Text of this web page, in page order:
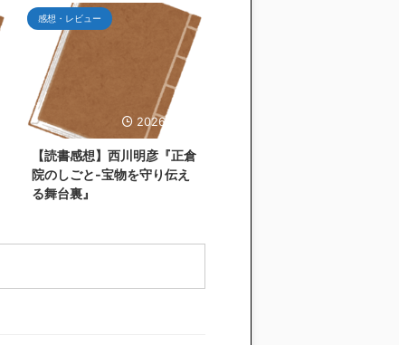
感想・レビュー
2026/5/26
【読書感想】西川明彦『正倉
院のしごと-宝物を守り伝え
る舞台裏』